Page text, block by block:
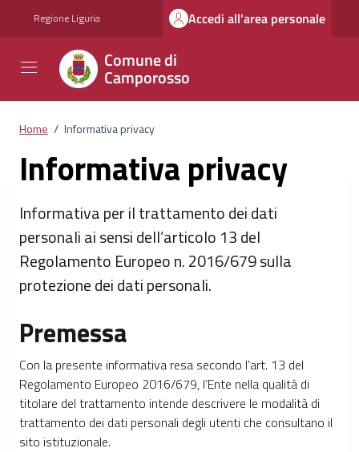
Regione Liguria Accedi all'area personale
Comune di
Camporosso
Home / Informativa privacy
Informativa privacy
Informativa per il trattamento dei dati
personali ai sensi dell’articolo 13 del
Regolamento Europeo n. 2016/679 sulla
protezione dei dati personali.
Premessa
Con la presente informativa resa secondo l’art. 13 del
Regolamento Europeo 2016/679, l’Ente nella qualità di
titolare del trattamento intende descrivere le modalità di
trattamento dei dati personali degli utenti che consultano il
sito istituzionale.